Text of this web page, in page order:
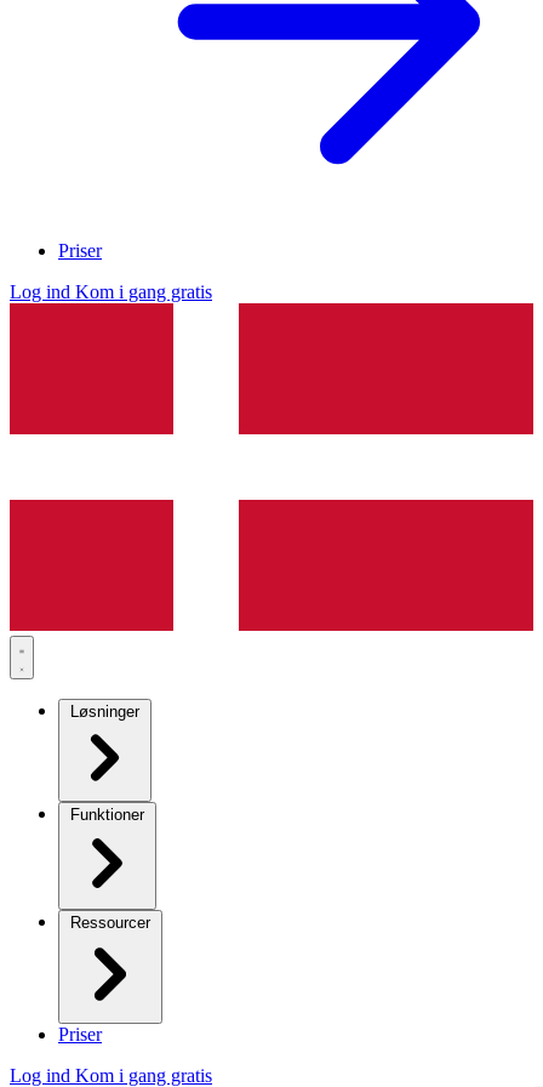
Priser
Log ind Kom i gang gratis
Løsninger
Funktioner
Ressourcer
Priser
Log ind Kom i gang gratis